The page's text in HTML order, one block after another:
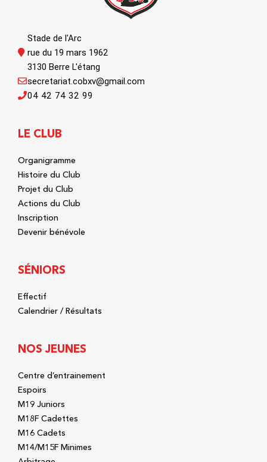
Stade de l'Arc
rue du 19 mars 1962
3130 Berre L'étang
04 42 74 32 99
secretariat.cobxv@gmail.com
LE CLUB
Organigramme
Histoire du Club
Projet du Club
Actions du Club
Inscription
Devenir bénévole
SÉNIORS
Effectif
Calendrier / Résultats
NOS JEUNES
Centre d’entrainement
Espoirs
M19 Juniors
M18F Cadettes
M16 Cadets
M14/M15F Minimes